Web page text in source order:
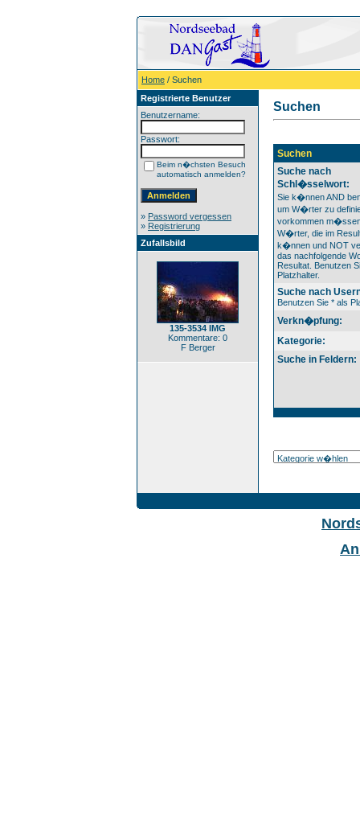
Home / Suchen
Registrierte Benutzer
Benutzername:
Passwort:
Beim n�chsten Besuch
automatisch anmelden?
» Password vergessen
» Registrierung
Zufallsbild
135-3534 IMG
Kommentare: 0
F Berger
Suchen
Suchen
Suche nach
Schl�sselwort:
Sie k�nnen AND
um W�rter zu
vorkommen
W�rter, die im
k�nnen und NOT
das nachfolgende
Resultat. Benutzen
Platzhalter.
Suche nach
Benutzen Sie * als
Verkn�pfung:
Kategorie:
Suche in Feldern: